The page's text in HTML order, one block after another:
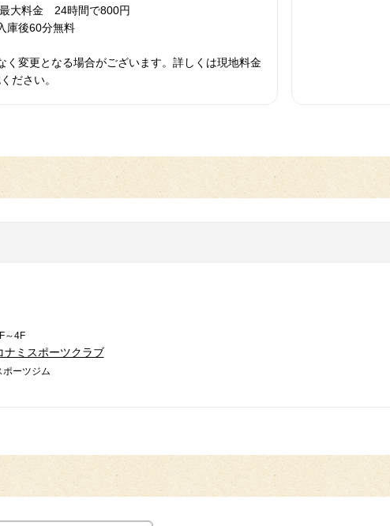
大料金 24時間で800円
庫後60分無料
く変更となる場合がございます。詳しくは現地料金
ださい。
～4F
ナミスポーツクラブ
ポーツジム